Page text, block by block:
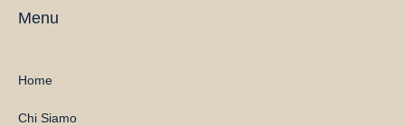
Menu
Home
Chi Siamo